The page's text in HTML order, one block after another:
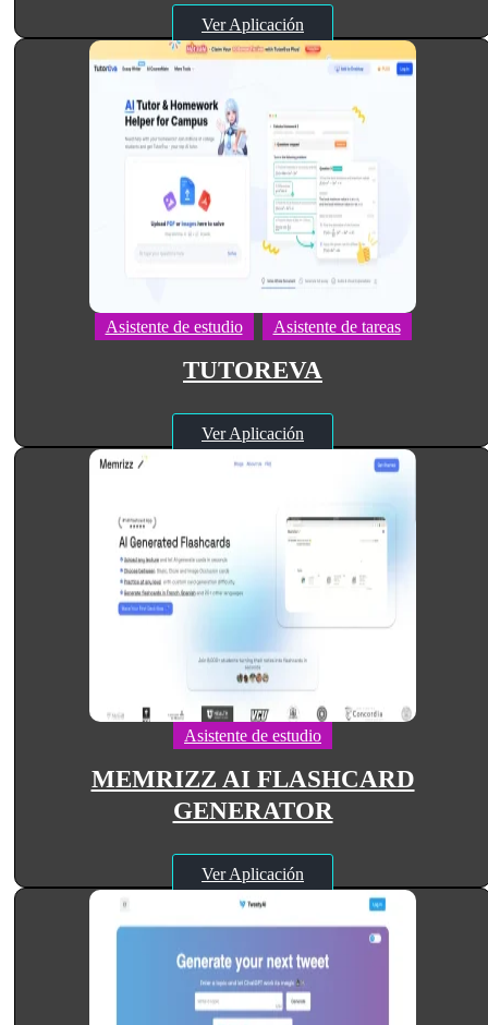
Ver Aplicación
Asistente de estudio Asistente de tareas
TUTOREVA
Ver Aplicación
Asistente de estudio
MEMRIZZ AI FLASHCARD
GENERATOR
Ver Aplicación